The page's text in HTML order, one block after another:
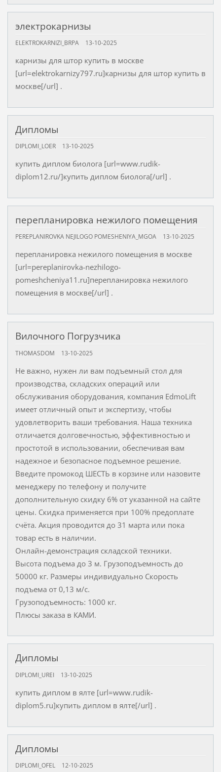
электрокарнизы
ELEKTROKARNIZI_BRPA 13-10-2025
карнизы для штор купить в москве
[url=elektrokarnizy797.ru]карнизы для штор купить в
москве[/url] .
Дипломы
DIPLOMI_LOER 13-10-2025
купить диплом биолога [url=www.rudik-
diplom12.ru/]купить диплом биолога[/url] .
перепланировка нежилого помещения
PEREPLANIROVKA NEJILOGO POMESHENIYA_MGOA 13-10-2025
перепланировка нежилого помещения в москве
[url=pereplanirovka-nezhilogo-
pomeshcheniya11.ru]перепланировка нежилого
помещения в москве[/url] .
Вилочного Погрузчика
THOMASDOM 13-10-2025
Не важно, нужен ли вам подъемный стол для
производства, складских операций или
обслуживания оборудования, компания EdmoLift
имеет отличный опыт и экспертизу, чтобы
удовлетворить ваши требования. Наша техника
отличается долговечностью, эффективностью и
простотой в использовании, обеспечивая вам
надежное и безопасное подъемное решение.
Введите промокод ШЕСТЬ в корзине или назовите
менеджеру по телефону и получите
дополнительную скидку 6% от указанной на сайте
цены. Скидка применяется при 100% предоплате
счёта. Акция проводится до 31 марта или пока
товар есть в наличии.
Онлайн-демонстрация складской техники.
Высота подъема до 3 м. Грузоподъемность до
50000 кг. Размеры индивидуально Скорость
подъема от 0,13 м/с.
Грузоподъемность: 1000 кг.
Плюсы заказа в КАМИ.
Дипломы
DIPLOMI_UREI 13-10-2025
купить диплом в ялте [url=www.rudik-
diplom5.ru]купить диплом в ялте[/url] .
Дипломы
DIPLOMI_OFEL 12-10-2025